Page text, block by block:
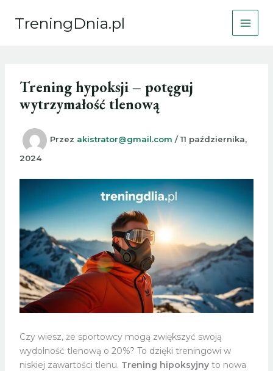
TreningDnia.pl
Trening hypoksji – potęguj
wytrzymałość tlenową
Przez akistrator@gmail.com /11 października,
2024
Czy wiesz, że sportowcy mogą zwiększyć swoją
wydolność tlenową o 20%? To dzięki treningowi w
niskiej zawartości tlenu. Trening hipoksyjnyto nowa